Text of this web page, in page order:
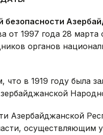
безопасности
от 1997 года 28 марта
органов
в 1919 году была
Азербайджанской
осуществляющим